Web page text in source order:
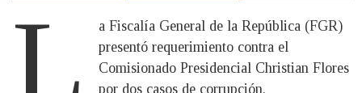
a Fiscalía General de la República (FGR)
presentó requerimiento contra el
Comisionado Presidencial Christian Flores
por dos casos de corrupción.